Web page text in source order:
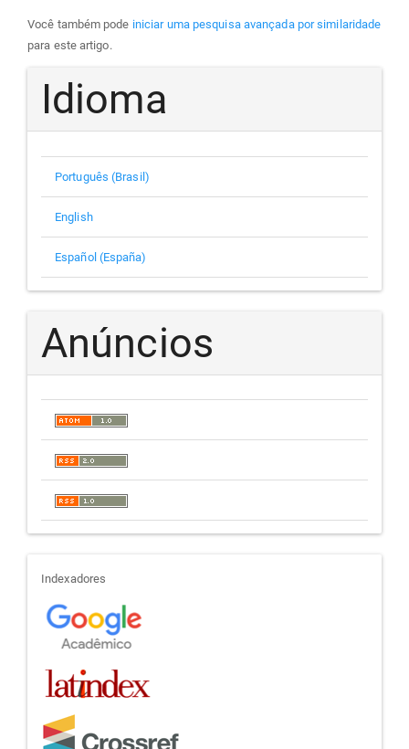
Você também pode iniciar uma pesquisa avançada por similaridade
para este artigo.
Idioma
Português (Brasil)
English
Español (España)
Anúncios
indexadores
Indexadores